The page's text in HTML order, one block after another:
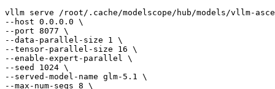
vllm serve /root/.cache/modelscope/hub/models/vllm-
--host 0.0.0.0 \
--port 8077 \
--data-parallel-size 1 \
--tensor-parallel-size 16 \
--enable-expert-parallel \
--seed 1024 \
--served-model-name glm-5.1 \
--max-num-seqs 8 \